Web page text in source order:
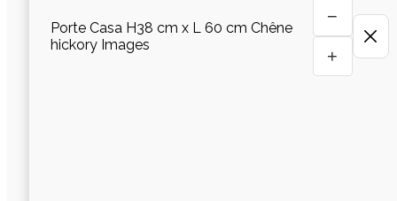
Porte Casa H38 cm x L 60 cm Chêne
hickory Images
−
+